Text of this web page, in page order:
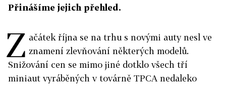
Přinášíme jejich přehled.
Z ačátek října se na trhu s novými auty nesl ve
znamení zlevňování některých modelů.
Snižování cen se mimo jiné dotklo všech tří
miniaut vyráběných v továrně TPCA nedaleko